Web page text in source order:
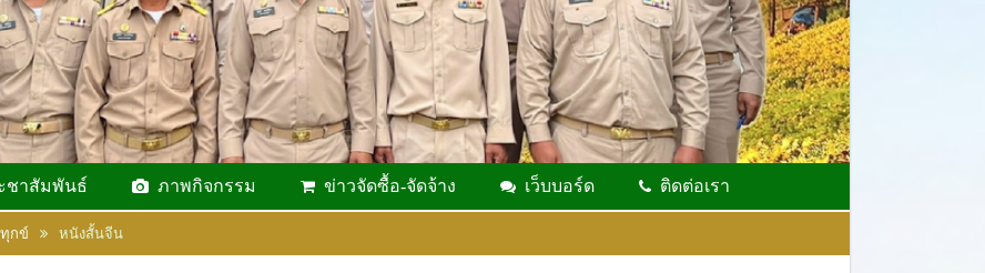
ชาสัมพันธ์ ภาพกิจกรรม ข่าวจัดซื้อ-จัดจ้าง เว็บบอร์ด ติดต่อเรา
ทุกข์ หนังสั้นจีน